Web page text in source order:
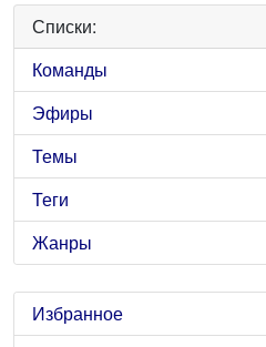
Списки:
Команды
Эфиры
Темы
Теги
Жанры
Избранное